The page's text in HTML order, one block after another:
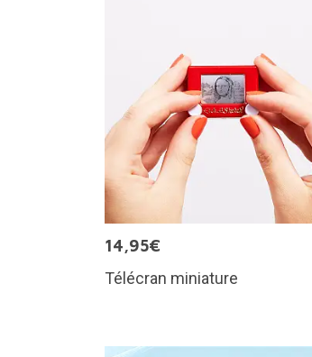
14,95€
Télécran miniature